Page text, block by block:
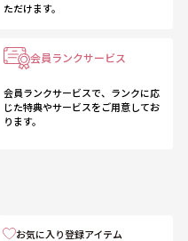
ただけます。
会員ランクサービス
会員ランクサービスで、ランクに応
じた特典やサービスをご用意してお
ります。
お気に入り登録アイテム